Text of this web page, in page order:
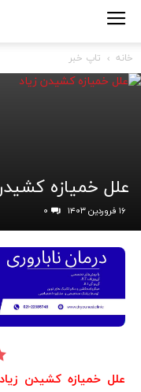
خانه تاپ خبر
علل خمیازه
۱۶ فروردین ۱۴۰۳ ۰
علل خمیازه کشیدن زیاد